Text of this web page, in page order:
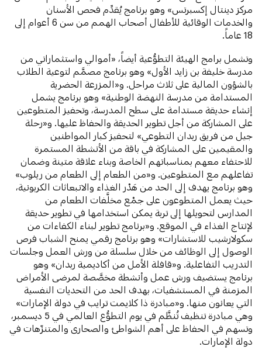
مركز دينتال إكسبرتس» وهو برنامج يُقدِّم فحص الأسنان
والخدمات الوقائية للأطفال أصحاب الهمم من سن 6 أعوام إلى
18 عاماً.
وتشمل برامج الهيئة التطوُّعية أيضاً، «أموالي واستثماراتي من
مدرسة خليفة بن زايد الأول» وهو برنامج مصمَّم لتوعية الطلاب
بالشؤون المالية على ثلاث مراحل. و«المزرعة الحضرية
المستدامة من مدرسة النهضة الوطنية» وهو برنامج يشمل
إنشاء حديقة مستدامة على سطح المدرسة، وتحفيز المتطوعين
على المشاركة من أجل تطوير الحديقة والحفاظ عليها. و«رحلة
جيل من فريق ربدان التطوعي» لتحفيز كبار المواطنين
والمقيمين على المشاركة في باقة من الأنشطة المستمرة
للاحتفاء معهم بمناسباتهم الخاصة وبناء علاقة متينة وضمان
تفاعلهم مع المتطوعين. و«من الطعام إلى الطعام من ريلوب»
وهو برنامج يهدف إلى الحد من هَدْر الغذاء والانبعاثات الكربونية،
حيث يعمل المتطوعون على جمْع مخلَّفات الطعام من
المدارس لتحويلها إلى تربة يمكن استخدامها في تطوير حديقة
لإنتاج الغذاء في الموقع. و«برنامج تطوير لبناء الكفاءات من
سكولارشيب للاستشارات» وهو برنامج رقمي يمنح الشباب فرص
الوصول إلى الوظائف من خلال سلسلة من ورش العمل وجلسات
التدريب التفاعلية. و«قافلة الأمل من أكاديمية ربدان» وهو
برنامج يستضيف ورش عمل وأنشطة مخصَّصة لمرضى الأمراض
المزمنة في المستشفيات، بهدف الحد من التحديات النفسية
التي يعانون منها. و«مبادرة ذا كلايمت ترايب في دولة الإمارات»
وهي مبادرة تنظيف تُنظَّم في يوم التطوُّع العالمي في 5 ديسمبر،
وتسهم في الحفاظ على أهم الشواطئ والصحارى والمتنزّهات في
دولة الإمارات.